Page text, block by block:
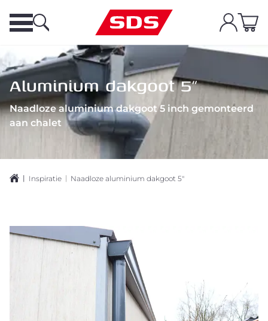
Aluminium dakgoot 5"
Naadloze aluminium dakgoot 5 inch gemonteerd
aan chalet
| Inspiratie | Naadloze aluminium dakgoot 5"